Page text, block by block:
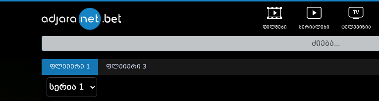
ფილმები
თრეილერები
სერიალები ტელევიზია
ფლეიერი 1 ფლეიერი 3